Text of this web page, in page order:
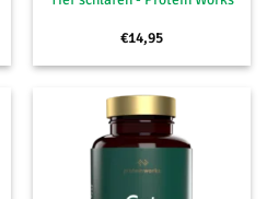
€14,95